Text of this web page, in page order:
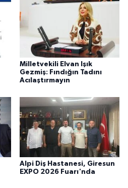
Milletvekili Elvan Işık
Gezmiş: Fındığın Tadını
Acılaştırmayın
Alpi Diş Hastanesi, Giresun
EXPO 2026 Fuarı'nda